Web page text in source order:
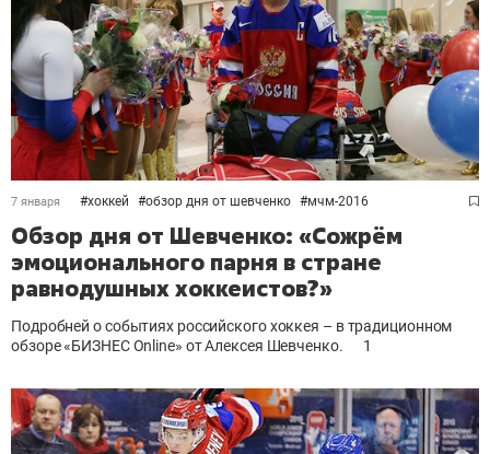
7 января #хоккей #обзор дня от шевченко #мчм-2016
Обзор дня от Шевченко: «Сожрём
эмоционального парня в стране
равнодушных хоккеистов?»
Подробней о событиях российского хоккея – в традиционном
обзоре «БИЗНЕС Online» от Алексея Шевченко.
1